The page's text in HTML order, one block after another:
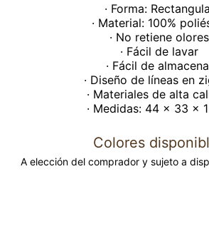
· Forma:
· Material: 100%
· No retiene olores
· Fácil de lavar
· Fácil de
· Diseño de líneas en
· Materiales de alta
· Medidas: 44 x 33 x
Colores
A elección del comprador y sujeto a